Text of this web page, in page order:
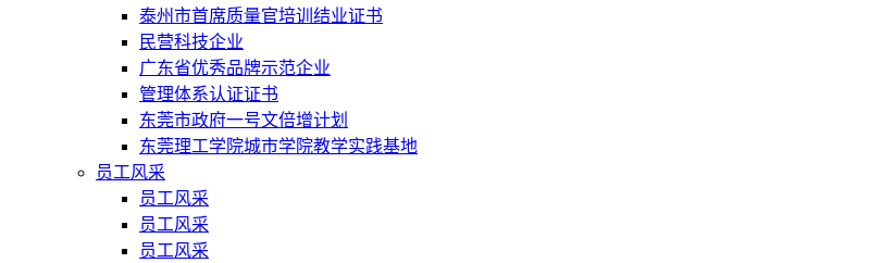
泰州市首席质量官培训结业证书
民营科技企业
广东省优秀品牌示范企业
管理体系认证证书
东莞市政府一号文倍增计划
东莞理工学院城市学院教学实践基地
员工风采
员工风采
员工风采
员工风采